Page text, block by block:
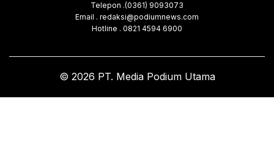
Telepon .(0361) 9093073
Email . redaksi@podiumnews.com
Hotline . 0821 4594 6900
© 2026 PT. Media Podium Utama